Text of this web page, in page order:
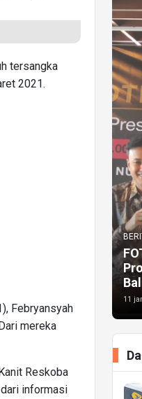
tersangka
2021.
Febryansyah
mereka
Reskoba
informasi
11